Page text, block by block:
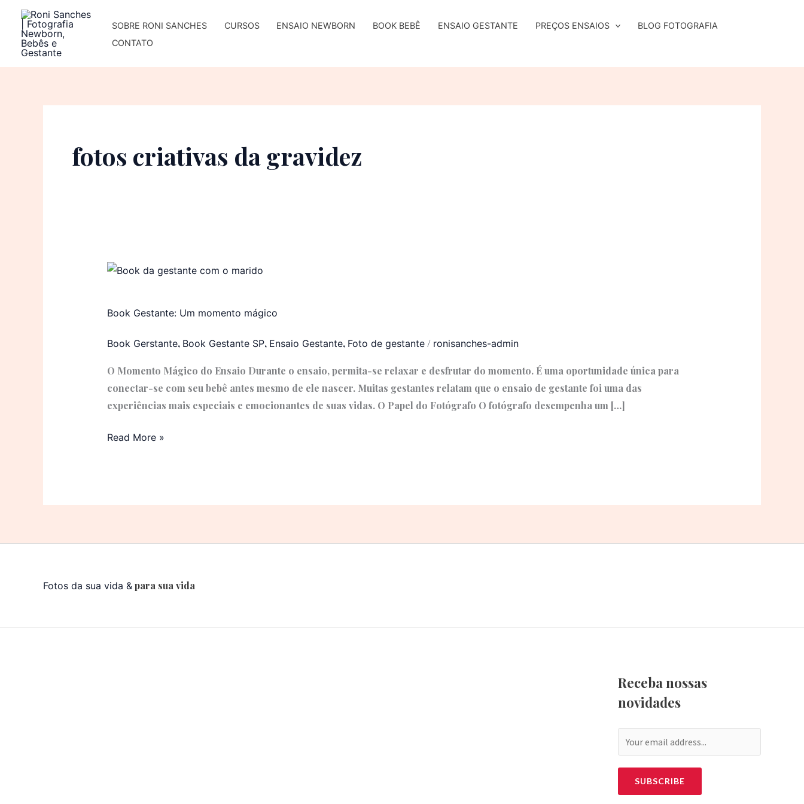
conteúdo
SOBRE RONI SANCHES CURSOS ENSAIO NEWBORN BOOK BEBÊ ENSAIO GESTANTE PREÇOS ENSAIOS
BLOG FOTOGRAFIA
CONTATO
fotos criativas da gravidez
Book Gestante: Um momento mágico
Book Gerstante, Book Gestante SP, Ensaio Gestante, Foto de gestante/ ronisanches-admin
O Momento Mágico do Ensaio Durante o ensaio, permita-se relaxar e desfrutar do momento. É uma oportunidade única para
conectar-se com seu bebê antes mesmo de ele nascer. Muitas gestantes relatam que o ensaio de gestante foi uma das
experiências mais especiais e emocionantes de suas vidas. O Papel do Fotógrafo O fotógrafo desempenha um […]
Book
momento
mágico
Read More »
Fotos da sua vida & para sua vida
Receba nossas
novidades
SUBSCRIBE